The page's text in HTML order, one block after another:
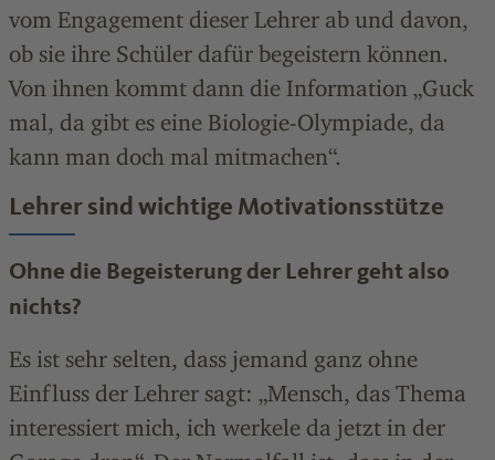
vom Engagement dieser Lehrer ab und davon,
ob sie ihre Schüler dafür begeistern können.
Von ihnen kommt dann die Information „Guck
mal, da gibt es eine Biologie-Olympiade, da
kann man doch mal mitmachen“.
Lehrer sind wichtige Motivationsstütze
Ohne die Begeisterung der Lehrer geht also
nichts?
Es ist sehr selten, dass jemand ganz ohne
Einfluss der Lehrer sagt: „Mensch, das Thema
interessiert mich, ich werkele da jetzt in der